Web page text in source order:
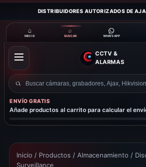
DISTRIBUIDORES AUTORIZADOS DE
⌂
INICIO
⌕
BUSCAR WHATSAPP
ABRIR
MENÚ
CCTV &
ALARMAS
Buscar
productos
ENVÍO GRATIS
Añade productos al carrito para calcular el
Inicio / Productos / Almacenamiento /
Surveillance